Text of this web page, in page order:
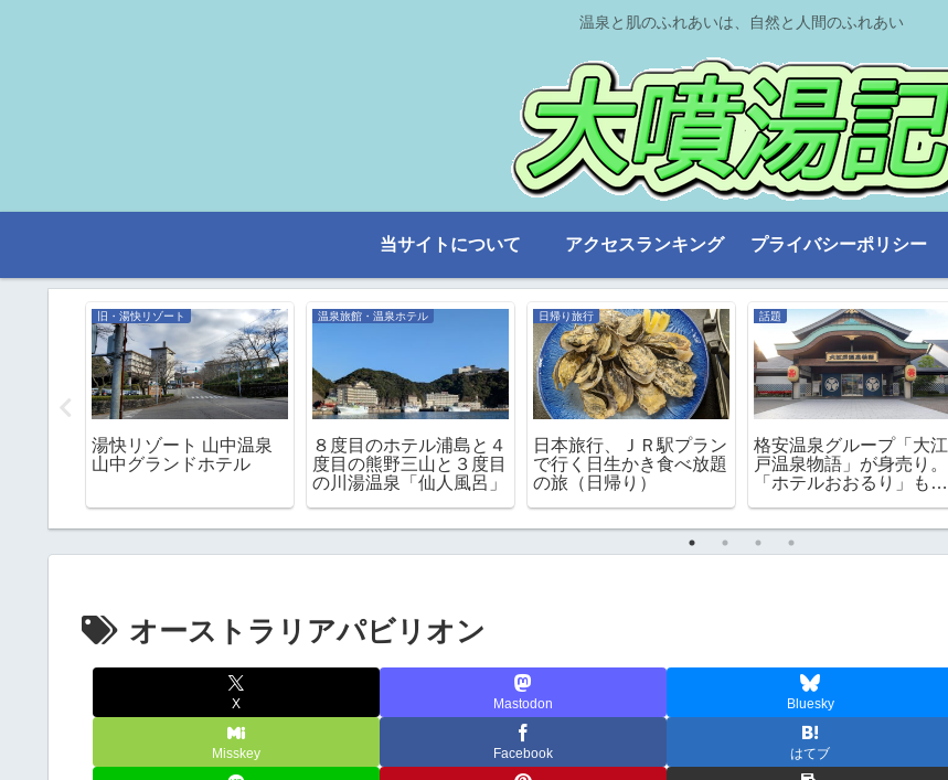
温泉と肌のふれあいは、自然と人間のふれあい
当サイトについて アクセスランキング プライバシーポリシー
旧・湯快リゾート
湯快リゾート 山中温泉
山中グランドホテル
温泉旅館・温泉ホテル
８度目のホテル浦島と４
度目の熊野三山と３度目
の川湯温泉「仙人風呂」
日帰り旅行
日本旅行、ＪＲ駅プラン
で行く日生かき食べ放題
の旅（日帰り）
話題
格安温泉グループ「大江
戸温泉物語」が身売り。
「ホテルおおるり」もた
オーストラリアパビリオン
X Mastodon Bluesky
Misskey Facebook はてブ